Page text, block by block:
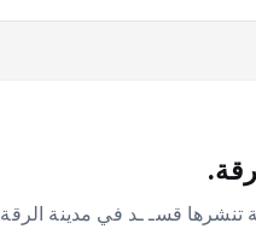
قسـ ـد في مدينة الرقة